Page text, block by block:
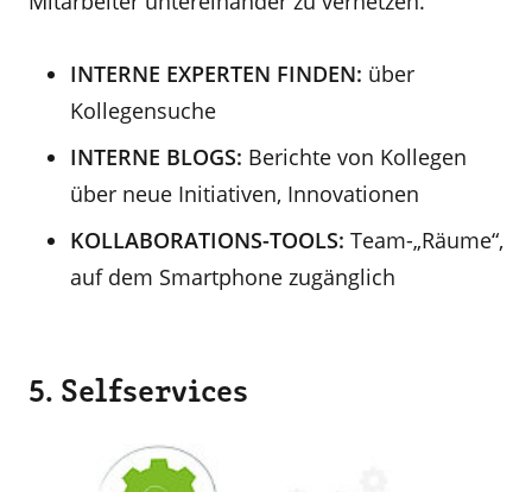
INTERNE EXPERTEN FINDEN: über
Kollegensuche
INTERNE BLOGS: Berichte von Kollegen
über neue Initiativen, Innovationen
KOLLABORATIONS-TOOLS: Team-„Räume“,
auf dem Smartphone zugänglich
5. Selfservices